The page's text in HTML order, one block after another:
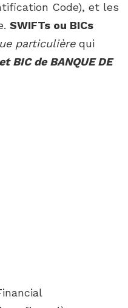
Code), et les
SWIFTs ou BICs
particulière qui
BIC de BANQUE DE